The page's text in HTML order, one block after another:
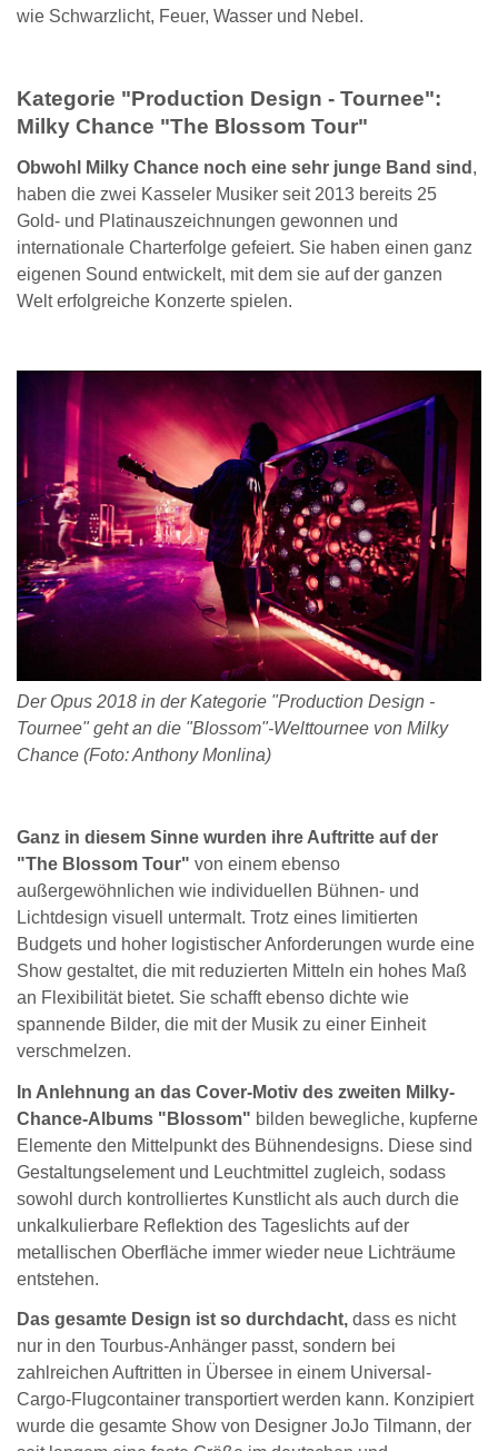
wie Schwarzlicht, Feuer, Wasser und Nebel.
Kategorie "Production Design - Tournee":
Milky Chance "The Blossom Tour"
Obwohl Milky Chance noch eine sehr junge Band sind ,
haben die zwei Kasseler Musiker seit 2013 bereits 25
Gold- und Platinauszeichnungen gewonnen und
internationale Charterfolge gefeiert. Sie haben einen ganz
eigenen Sound entwickelt, mit dem sie auf der ganzen
Welt erfolgreiche Konzerte spielen.
Der Opus 2018 in der Kategorie "Production Design -
Tournee" geht an die "Blossom"-Welttournee von Milky
Chance (Foto: Anthony Monlina)
Ganz in diesem Sinne wurden ihre Auftritte auf der
"The Blossom Tour" von einem ebenso
außergewöhnlichen wie individuellen Bühnen- und
Lichtdesign visuell untermalt. Trotz eines limitierten
Budgets und hoher logistischer Anforderungen wurde eine
Show gestaltet, die mit reduzierten Mitteln ein hohes Maß
an Flexibilität bietet. Sie schafft ebenso dichte wie
spannende Bilder, die mit der Musik zu einer Einheit
verschmelzen.
In Anlehnung an das Cover-Motiv des zweiten Milky-
Chance-Albums "Blossom" bilden bewegliche, kupferne
Elemente den Mittelpunkt des Bühnendesigns. Diese sind
Gestaltungselement und Leuchtmittel zugleich, sodass
sowohl durch kontrolliertes Kunstlicht als auch durch die
unkalkulierbare Reflektion des Tageslichts auf der
metallischen Oberfläche immer wieder neue Lichträume
entstehen.
Das gesamte Design ist so durchdacht, dass es nicht
nur in den Tourbus-Anhänger passt, sondern bei
zahlreichen Auftritten in Übersee in einem Universal-
Cargo-Flugcontainer transportiert werden kann. Konzipiert
wurde die gesamte Show von Designer JoJo Tilmann, der